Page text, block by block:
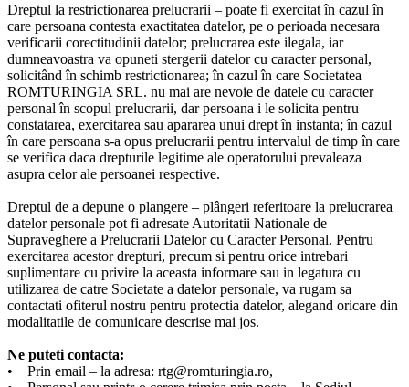
Dreptul la restrictionarea prelucrarii – poate fi exercitat în cazul în
care persoana contesta exactitatea datelor, pe o perioada necesara
verificarii corectitudinii datelor; prelucrarea este ilegala, iar
dumneavoastra va opuneti stergerii datelor cu caracter personal,
solicitând în schimb restrictionarea; în cazul în care Societatea
ROMTURINGIA SRL. nu mai are nevoie de datele cu caracter
personal în scopul prelucrarii, dar persoana i le solicita pentru
constatarea, exercitarea sau apararea unui drept în instanta; în cazul
în care persoana s-a opus prelucrarii pentru intervalul de timp în care
se verifica daca drepturile legitime ale operatorului prevaleaza
asupra celor ale persoanei respective.
Dreptul de a depune o plangere – plângeri referitoare la prelucrarea
datelor personale pot fi adresate Autoritatii Nationale de
Supraveghere a Prelucrarii Datelor cu Caracter Personal. Pentru
exercitarea acestor drepturi, precum si pentru orice intrebari
suplimentare cu privire la aceasta informare sau in legatura cu
utilizarea de catre Societate a datelor personale, va rugam sa
contactati ofiterul nostru pentru protectia datelor, alegand oricare din
modalitatile de comunicare descrise mai jos.
Ne puteti contacta:
• Prin email – la adresa: rtg@romturingia.ro,